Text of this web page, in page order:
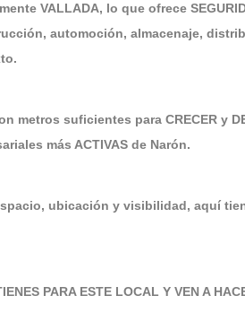
VALLADA, lo que ofrece
automoción, almacenaje,
metros suficientes para CRECER y
más ACTIVAS de Narón.
ubicación y visibilidad, aquí
PARA ESTE LOCAL Y VEN A